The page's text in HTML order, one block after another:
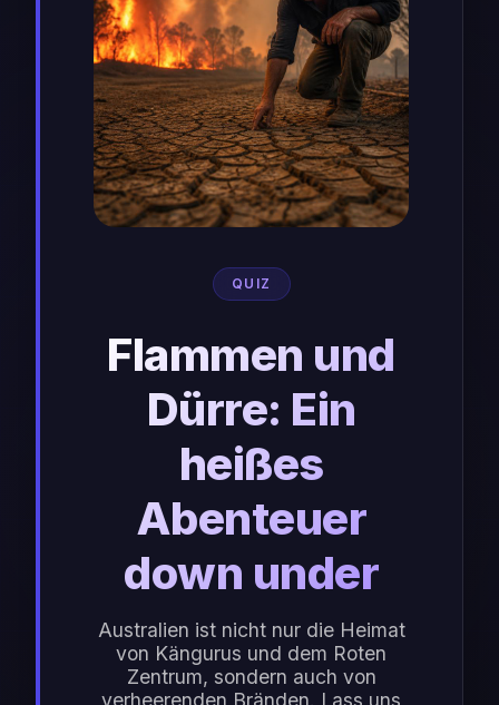
QUIZ
Flammen und
Dürre: Ein
heißes
Abenteuer
down under
Australien ist nicht nur die Heimat
von Kängurus und dem Roten
Zentrum, sondern auch von
verheerenden Bränden. Lass uns